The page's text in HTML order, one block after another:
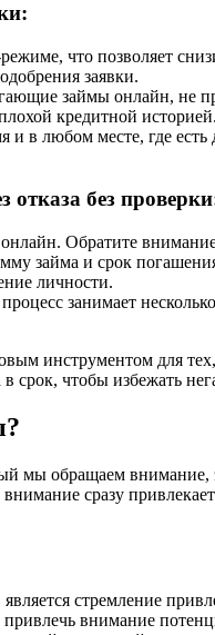
что позволяет
заявки.
займы онлайн, не
кредитной историей.
любом месте, где есть
без
Обратите внимание
займа и срок
личности.
занимает
инструментом для
срок, чтобы избежать
мы обращаем
сразу
стремление
внимание